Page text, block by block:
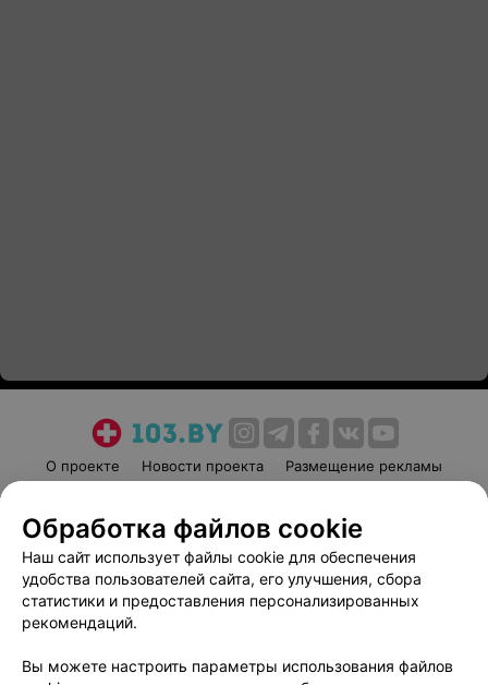
О проекте Новости проекта
Размещение рекламы
Пользовательское соглашение
Способы оплаты
Вакансии
Партнеры
Написать руководителю 103.by
Обработка персональных данных
Обработка файлов cookie
Наш сайт использует файлы cookie для обеспечения
удобства пользователей сайта, его улучшения, сбора
статистики и предоставления персонализированных
рекомендаций.
Вы можете настроить параметры использования файлов